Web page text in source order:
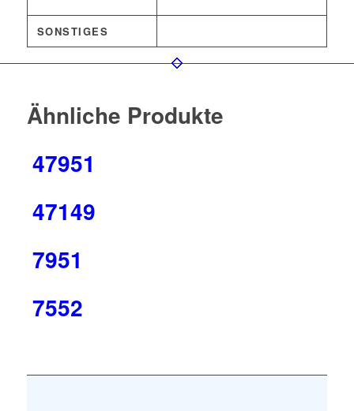
SONSTIGES
Ähnliche Produkte
47951
47149
7951
7552